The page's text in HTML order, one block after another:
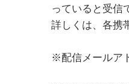
っていると受信
詳しくは、各携
※配信メールア